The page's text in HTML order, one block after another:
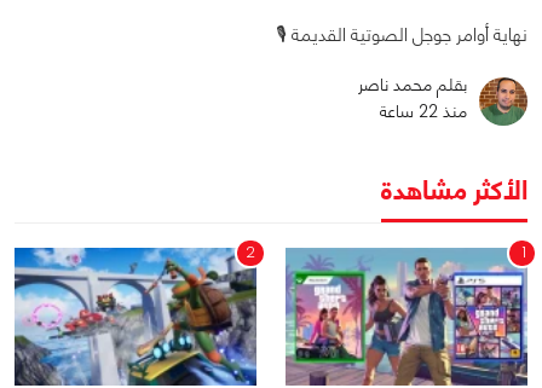
نهاية أوامر جوجل الصوتية القديمة 🎙️
بقلم محمد ناصر
منذ 22 ساعة
الأكثر مشاهدة
1
2